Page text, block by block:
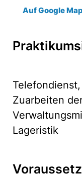
Auf Google
Telefondienst,
Zuarbeiten
Lageristik